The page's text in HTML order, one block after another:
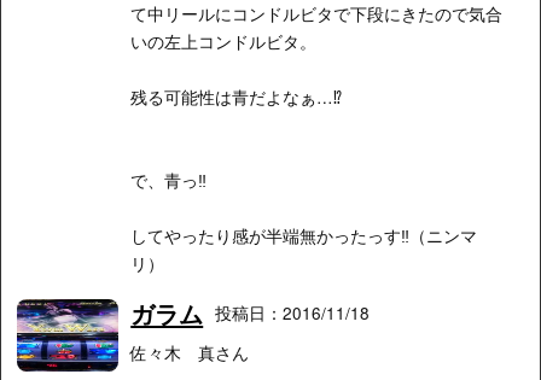
て中リールにコンドルビタで下段にきたので気合
いの左上コンドルビタ。
残る可能性は青だよなぁ…⁉︎
で、青っ‼︎
してやったり感が半端無かったっす‼︎（ニンマ
リ）
ガラム 投稿日：2016/11/18
佐々木 真さん